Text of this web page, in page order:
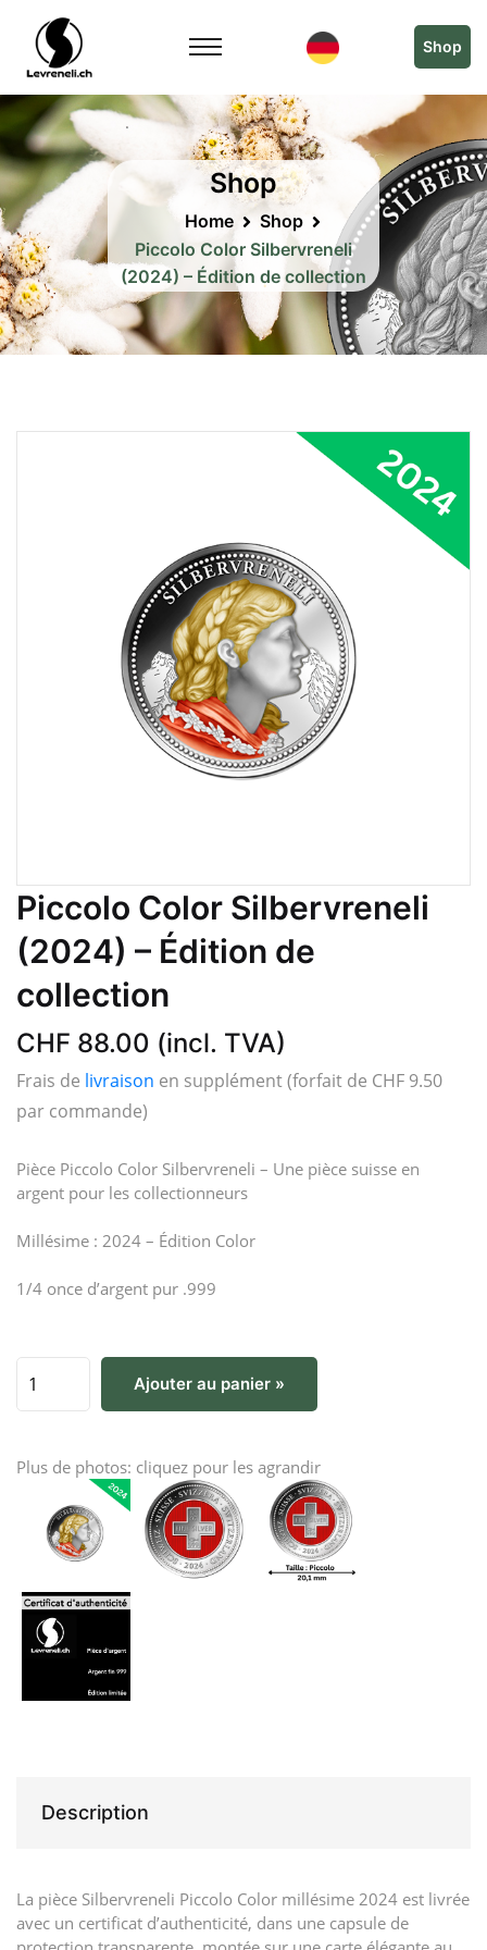
Shop
Shop
Home
Shop
Piccolo Color Silbervreneli
(2024) – Édition de collection
Piccolo Color Silbervreneli
(2024) – Édition de
collection
CHF 88.00 (incl. TVA)
Frais de livraison en supplément (forfait de CHF 9.50
par commande)
Pièce Piccolo Color Silbervreneli – Une pièce suisse en
argent pour les collectionneurs
Millésime : 2024 – Édition Color
1/4 once d’argent pur .999
Plus de photos: cliquez pour les agrandir
Description
La pièce Silbervreneli Piccolo Color millésime 2024 est livrée
avec un certificat d’authenticité, dans une capsule de